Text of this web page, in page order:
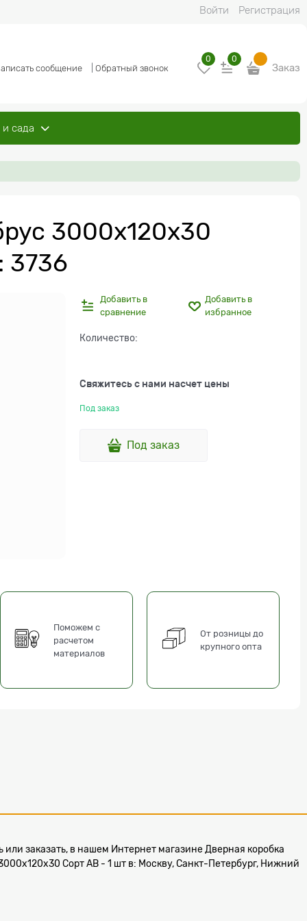
Войти Регистрация
сообщение Обратный звонок
0 0
Заказ
сада
3000х120х30
3736
Добавить в
сравнение
Добавить в
избранное
Количество:
Свяжитесь с нами насчет цены
Под заказ
Под заказ
Поможем с
расчетом
материалов
От розницы до
крупного опта
заказать, в нашем Интернет магазине Дверная коробка
Сорт АВ - 1 шт в: Москву, Санкт-Петербург, Нижний